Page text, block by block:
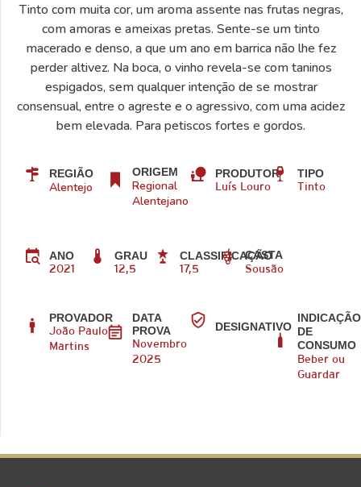
Tinto com muita cor, um aroma assente nas frutas negras,
com amoras e ameixas pretas. Sente-se um tinto
macerado e denso, a que um ano em barrica não lhe fez
perder altivez. Na boca, o vinho revela-se com taninos
espigados, sem qualquer intenção de se mostrar
consensual, entre o agreste e o agressivo, com uma acidez
bem elevada. Para petiscos fortes e gordos.
REGIÃO
Alentejo
ORIGEM
Regional
Alentejano
PRODUTOR
Luís Louro
TIPO
Tinto
ANO
2021
GRAU
12,5
CLASSIFICAÇÃO
17,5
CASTA
Sousão
PROVADOR
João Paulo
Martins
DATA
PROVA
Novembro
2025
DESIGNATIVO
INDICAÇÃO
DE
CONSUMO
Beber ou
Guardar